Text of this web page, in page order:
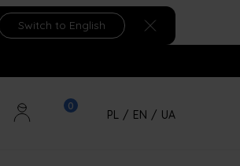
Switch to English
PL / EN / UA